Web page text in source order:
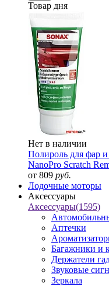
Товар дня
Нет в наличии
Полироль для фар и
NanoPro Scratch
от 809 руб.
Лодочные моторы
Аксессуары
Аксессуары(1595)
Аптечки
Багажники и
Держатели
Звуковые
Зеркала